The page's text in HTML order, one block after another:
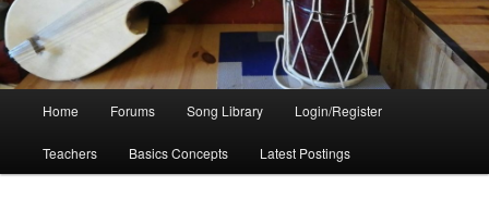
Home Forums Song Library Login/Register
Teachers Basics Concepts Latest Postings